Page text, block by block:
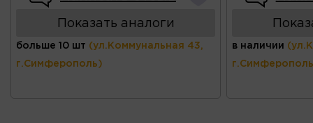
Показать аналоги
больше 10 шт (ул.Коммунальная 43,
г.Симферополь)
в наличии